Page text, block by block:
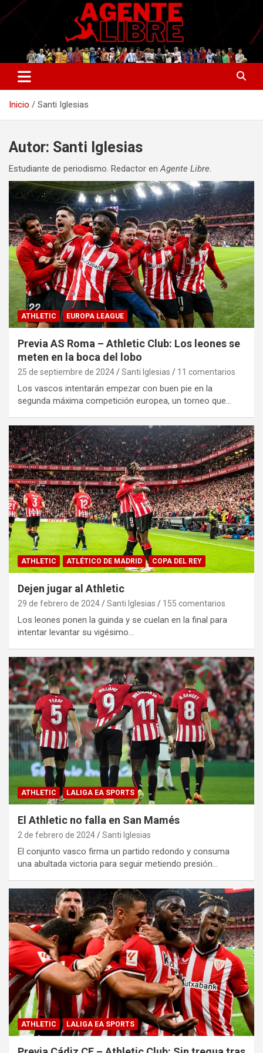
Saltar
al
Agente Libre Digital
La nueva generación del periodismo deportivo.
Inicio Santi Iglesias
Autor: Santi Iglesias
Estudiante de periodismo. Redactor enAgente Libre.
ATHLETIC EUROPA LEAGUE
Previa AS Roma – Athletic Club: Los leones se
meten en la boca del lobo
25 de septiembre de 2024 Santi Iglesias 11 comentarios
Los vascos intentarán empezar con buen pie en la
segunda máxima competición europea, un torneo que…
ATHLETIC ATLÉTICO DE MADRID COPA DEL REY
Dejen jugar al Athletic
29 de febrero de 2024 Santi Iglesias 155 comentarios
Los leones ponen la guinda y se cuelan en la final para
intentar levantar su vigésimo…
ATHLETIC LALIGA EA SPORTS
El Athletic no falla en San Mamés
2 de febrero de 2024 Santi Iglesias
El conjunto vasco firma un partido redondo y consuma
una abultada victoria para seguir metiendo presión…
ATHLETIC LALIGA EA SPORTS